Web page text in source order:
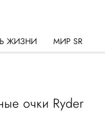
ЖИЗНИ МИР SR
очки Ryder